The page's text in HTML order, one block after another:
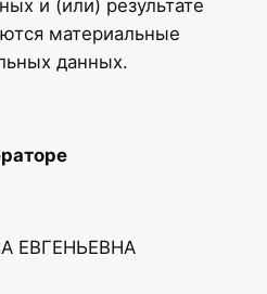
и (или) результате
материальные
данных.
ЕВГЕНЬЕВНА